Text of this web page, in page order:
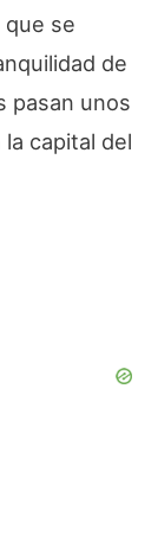
que se
de
pasan unos
capital del